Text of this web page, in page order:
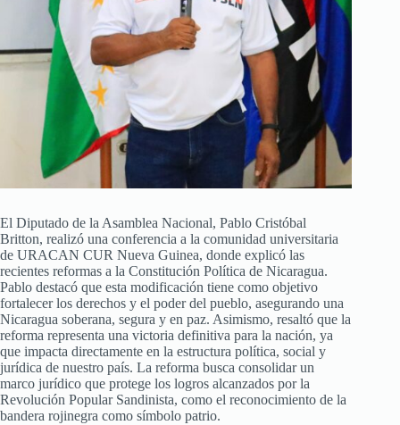
El Diputado de la Asamblea Nacional, Pablo Cristóbal
Britton, realizó una conferencia a la comunidad universitaria
de URACAN CUR Nueva Guinea, donde explicó las
recientes reformas a la Constitución Política de Nicaragua.
Pablo destacó que esta modificación tiene como objetivo
fortalecer los derechos y el poder del pueblo, asegurando una
Nicaragua soberana, segura y en paz. Asimismo, resaltó que la
reforma representa una victoria definitiva para la nación, ya
que impacta directamente en la estructura política, social y
jurídica de nuestro país. La reforma busca consolidar un
marco jurídico que protege los logros alcanzados por la
Revolución Popular Sandinista, como el reconocimiento de la
bandera rojinegra como símbolo patrio.